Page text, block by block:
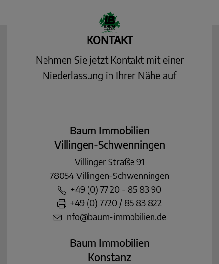
KONTAKT
Nehmen Sie jetzt Kontakt mit einer
Niederlassung in Ihrer Nähe auf
Baum Immobilien
Villingen-Schwenningen
Villinger Straße 91
78054 Villingen-Schwenningen
+49 (0) 77 20 - 85 83 90
+49 (0) 7720 / 85 83 822
info@baum-immobilien.de
Baum Immobilien
Konstanz